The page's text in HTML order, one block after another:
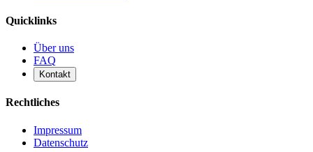
Quicklinks
Über uns
FAQ
Kontakt
Rechtliches
Impressum
Datenschutz